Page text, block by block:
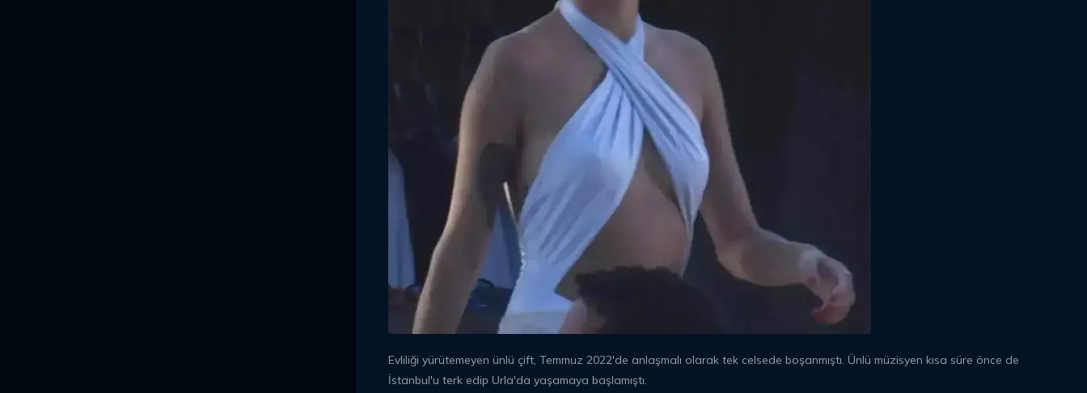
Evliliği yürütemeyen ünlü çift, Temmuz 2022'de anlaşmalı olarak tek celsede boşanmıştı. Ünlü müzisyen kısa süre önce de
İstanbul'u terk edip Urla'da yaşamaya başlamıştı.